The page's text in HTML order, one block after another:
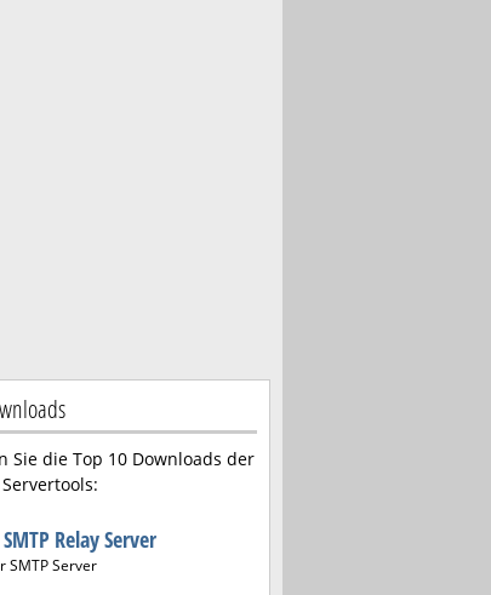
Sie die Top 10 Downloads der
Relay Server
SMTP Server